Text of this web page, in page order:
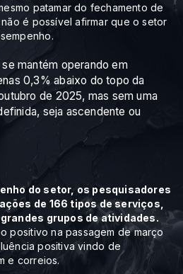
patamar do fechamento de
é possível afirmar que o setor
mantém operando em
0,3% abaixo do topo da
de 2025, mas sem uma
seja ascendente ou
do setor, os pesquisadores
de 166 tipos de serviços,
grupos de atividades.
positivo na passagem de março
positiva vindo de
e correios.